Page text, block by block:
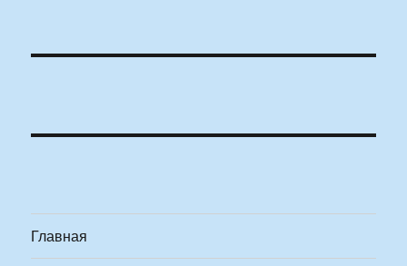
Главная